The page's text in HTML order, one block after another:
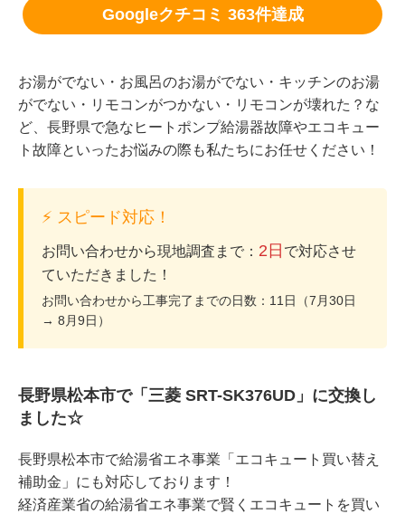
Googleクチコミ 363件達成
お湯がでない・お風呂のお湯がでない・キッチンのお湯
がでない・リモコンがつかない・リモコンが壊れた？な
ど、長野県で急なヒートポンプ給湯器故障やエコキュー
ト故障といったお悩みの際も私たちにお任せください！
⚡ スピード対応！
お問い合わせから現地調査まで： 2日 で対応させ
ていただきました！
お問い合わせから工事完了までの日数：11日（7月30日
→ 8月9日）
長野県松本市で「三菱 SRT-SK376UD」に交換し
ました☆
長野県松本市で給湯省エネ事業「エコキュート買い替え
補助金」にも対応しております！
経済産業省の給湯省エネ事業で賢くエコキュートを買い